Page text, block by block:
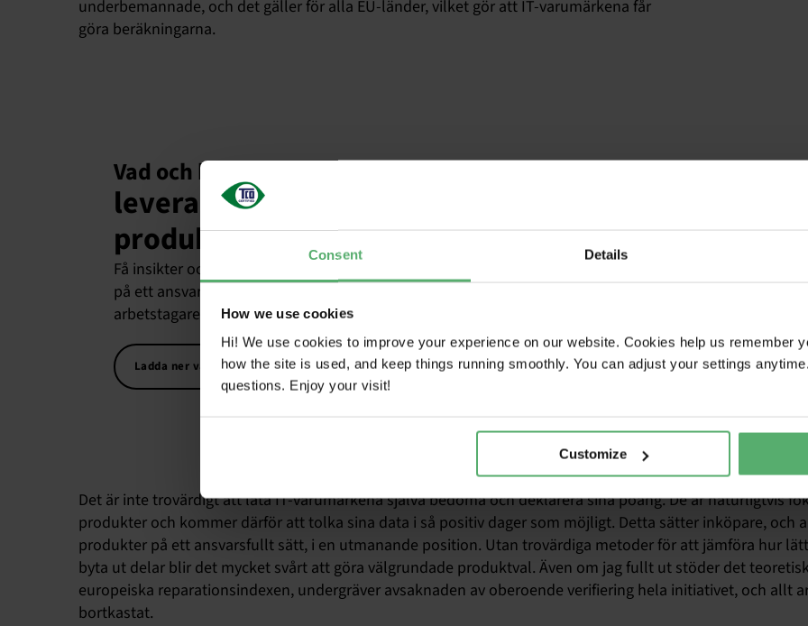
Consent Details
How we use cookies
Hi! We use cookies to improve your experience on our website. Cookies help us remember
how the site is used, and keep things running smoothly. You can adjust your settings
questions. Enjoy your visit!
Customize
underbemannade, och det gäller för alla EU-länder, vilket gör att IT-varumärkena får
göra beräkningarna.
Vad och hur:
leverantörskedjan IT-
produkter
Få insikter och praktiska verktyg för att anskaffa produkter
på ett ansvarsfullt sätt och stödja metoder som skyddar
arbetstagare och planeten.
Ladda ner vägledning
Det är inte trovärdigt att låta IT-varumärkena själva bedöma och deklarera sina poäng. De är naturligtvis
produkter och kommer därför att tolka sina data i så positiv dager som möjligt. Detta sätter inköpare, och
produkter på ett ansvarsfullt sätt, i en utmanande position. Utan trovärdiga metoder för att jämföra hur
byta ut delar blir det mycket svårt att göra välgrundade produktval. Även om jag fullt ut stöder det
europeiska reparationsindexen, undergräver avsaknaden av oberoende verifiering hela initiativet, och allt
bortkastat.